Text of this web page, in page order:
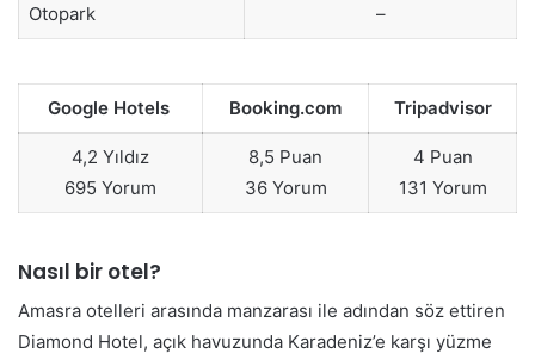
Otopark –
Google Hotels Booking.com Tripadvisor
4,2 Yıldız
695 Yorum
8,5 Puan
36 Yorum
4 Puan
131 Yorum
Nasıl bir otel?
Amasra otelleri arasında manzarası ile adından söz ettiren
Diamond Hotel, açık havuzunda Karadeniz’e karşı yüzme